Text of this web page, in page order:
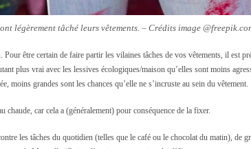
légèrement tâché leurs vêtements. – Crédits image
être certain de faire partir les vilaines tâches de vos vêtements, il est
plus vrai avec les lessives écologiques/maison qu’elles sont moins
moins grandes sont les chances qu’elle ne s’incruste au sein du vêtement.
chaude, car cela a (généralement) pour conséquence de la fixer.
les tâches du quotidien (telles que le café ou le chocolat du matin), de